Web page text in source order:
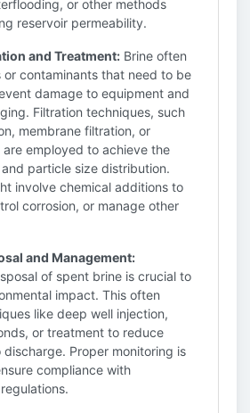
or other methods
reservoir permeability.
and Treatment: Brine often
or contaminants that need to be
damage to equipment and
Filtration techniques, such
membrane filtration, or
employed to achieve the
particle size distribution.
involve chemical additions to
corrosion, or manage other
and Management:
of spent brine is crucial to
impact. This often
like deep well injection,
or treatment to reduce
discharge. Proper monitoring is
compliance with